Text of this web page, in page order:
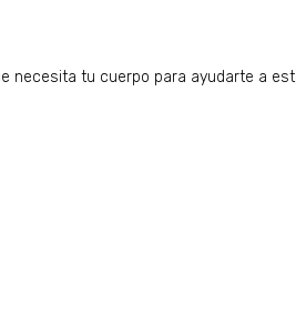
necesita tu cuerpo para ayudarte a